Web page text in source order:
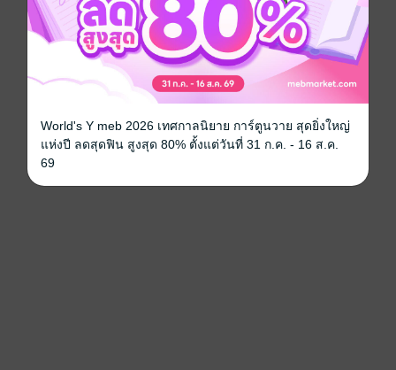
World's Y meb 2026 เทศกาลนิยาย การ์ตูนวาย สุดยิ่งใหญ่
แห่งปี ลดสุดฟิน สูงสุด 80% ตั้งแต่วันที่ 31 ก.ค. - 16 ส.ค.
69